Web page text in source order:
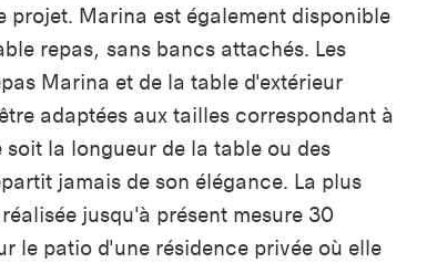
projet. Marina est également disponible
repas, sans bancs attachés. Les
Marina et de la table d'extérieur
adaptées aux tailles correspondant à
soit la longueur de la table ou des
jamais de son élégance. La plus
jusqu'à présent mesure 30
le patio d'une résidence privée où elle